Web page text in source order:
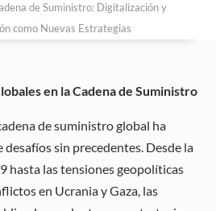
de Suministro: Digitalización y
como Nuevas Estrategias
en la Cadena de Suministro
de suministro global ha
sin precedentes. Desde la
hasta las tensiones geopolíticas
en Ucrania y Gaza, las